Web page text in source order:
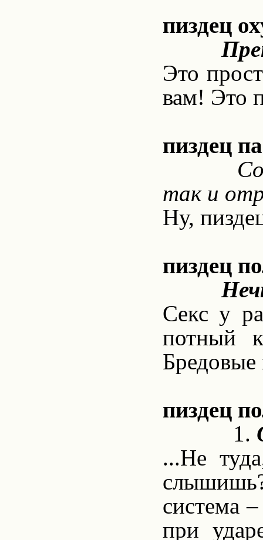
пиздец
Это
вам! Это
пиздец
так и
Ну,
пиздец
Секс у
потный
Бредовые
пиздец
1.
...Не
система
при